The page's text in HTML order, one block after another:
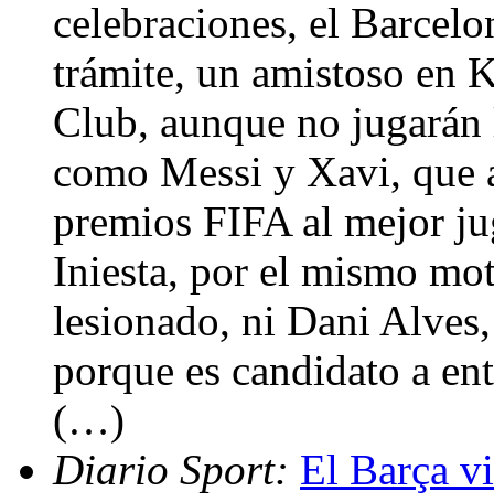
celebraciones, el
trámite, un amistoso en
Club, aunque no
como Messi y Xavi, que
premios FIFA al mejor
Iniesta, por el mismo
lesionado, ni Dani
porque es candidato a
(…)
Diario Sport: El Barça